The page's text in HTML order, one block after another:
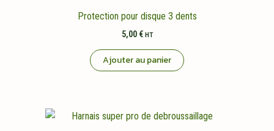
Protection pour disque 3 dents
5,00 € HT
Ajouter au panier